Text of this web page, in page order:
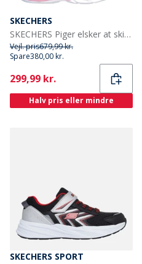
SKECHERS
SKECHERS Piger elsker at skinne sweetheart lys støvler Navy Lavender
Vejl. pris679,99 kr.
Spare380,00 kr.
Current
299,99 kr.
Halv pris eller mindre
SKECHERS SPORT